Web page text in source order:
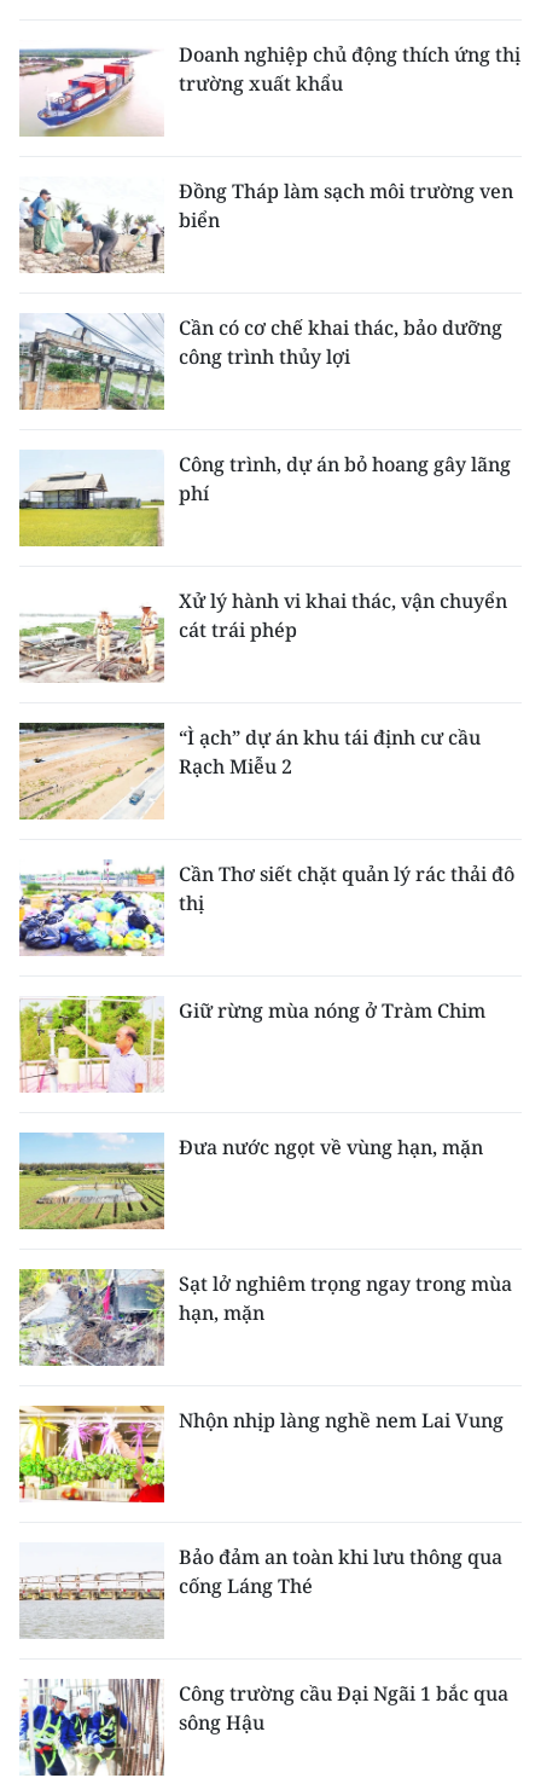
Doanh nghiệp chủ động thích ứng thị
trường xuất khẩu
Đồng Tháp làm sạch môi trường ven
biển
Cần có cơ chế khai thác, bảo dưỡng
công trình thủy lợi
Công trình, dự án bỏ hoang gây lãng
phí
Xử lý hành vi khai thác, vận chuyển
cát trái phép
“Ì ạch” dự án khu tái định cư cầu
Rạch Miễu 2
Cần Thơ siết chặt quản lý rác thải đô
thị
Giữ rừng mùa nóng ở Tràm Chim
Đưa nước ngọt về vùng hạn, mặn
Sạt lở nghiêm trọng ngay trong mùa
hạn, mặn
Nhộn nhịp làng nghề nem Lai Vung
Bảo đảm an toàn khi lưu thông qua
cống Láng Thé
Công trường cầu Đại Ngãi 1 bắc qua
sông Hậu